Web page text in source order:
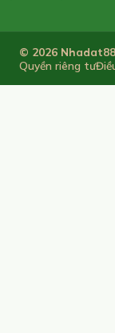
© 2026
Quyền riêng tư